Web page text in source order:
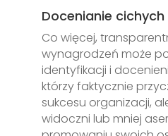
Docenianie
Co więcej,
wynagrodzeń może
identyfikacji i
którzy faktycznie
sukcesu organizacji,
widoczni lub mniej